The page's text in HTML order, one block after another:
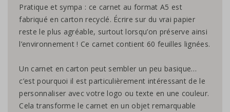
Pratique et sympa : ce carnet au format A5 est
fabriqué en carton recyclé. Écrire sur du vrai papier
reste le plus agréable, surtout lorsqu’on préserve ainsi
l’environnement ! Ce carnet contient 60 feuilles lignées.
Un carnet en carton peut sembler un peu basique…
c’est pourquoi il est particulièrement intéressant de le
personnaliser avec votre logo ou texte en une couleur.
Cela transforme le carnet en un objet remarquable